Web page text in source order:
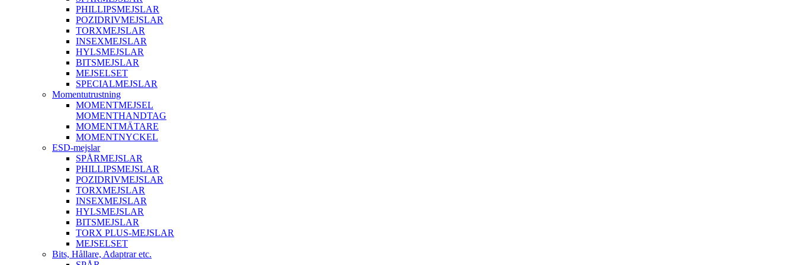
PHILLIPSMEJSLAR
POZIDRIVMEJSLAR
TORXMEJSLAR
INSEXMEJSLAR
HYLSMEJSLAR
BITSMEJSLAR
MEJSELSET
SPECIALMEJSLAR
Momentutrustning
MOMENTMEJSEL
MOMENTHANDTAG
MOMENTMÄTARE
MOMENTNYCKEL
ESD-mejslar
SPÅRMEJSLAR
PHILLIPSMEJSLAR
POZIDRIVMEJSLAR
TORXMEJSLAR
INSEXMEJSLAR
HYLSMEJSLAR
BITSMEJSLAR
TORX PLUS-MEJSLAR
MEJSELSET
Bits, Hållare, Adaptrar etc.